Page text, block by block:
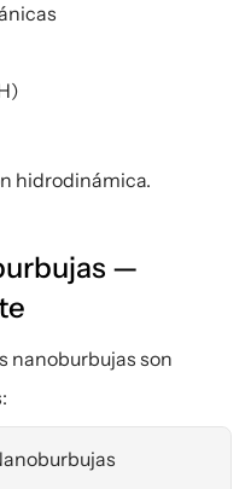
hidrodinámica.
—
nanoburbujas son